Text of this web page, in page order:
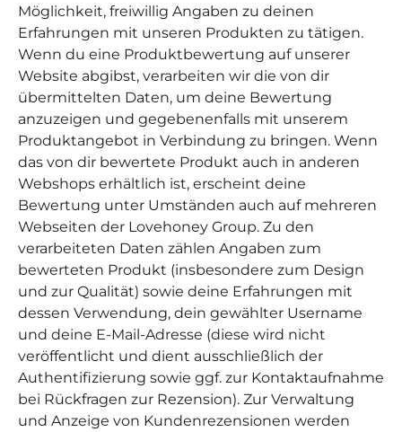
Möglichkeit, freiwillig Angaben zu deinen
Erfahrungen mit unseren Produkten zu tätigen.
Wenn du eine Produktbewertung auf unserer
Website abgibst, verarbeiten wir die von dir
übermittelten Daten, um deine Bewertung
anzuzeigen und gegebenenfalls mit unserem
Produktangebot in Verbindung zu bringen. Wenn
das von dir bewertete Produkt auch in anderen
Webshops erhältlich ist, erscheint deine
Bewertung unter Umständen auch auf mehreren
Webseiten der Lovehoney Group. Zu den
verarbeiteten Daten zählen Angaben zum
bewerteten Produkt (insbesondere zum Design
und zur Qualität) sowie deine Erfahrungen mit
dessen Verwendung, dein gewählter Username
und deine E-Mail-Adresse (diese wird nicht
veröffentlicht und dient ausschließlich der
Authentifizierung sowie ggf. zur Kontaktaufnahme
bei Rückfragen zur Rezension). Zur Verwaltung
und Anzeige von Kundenrezensionen werden